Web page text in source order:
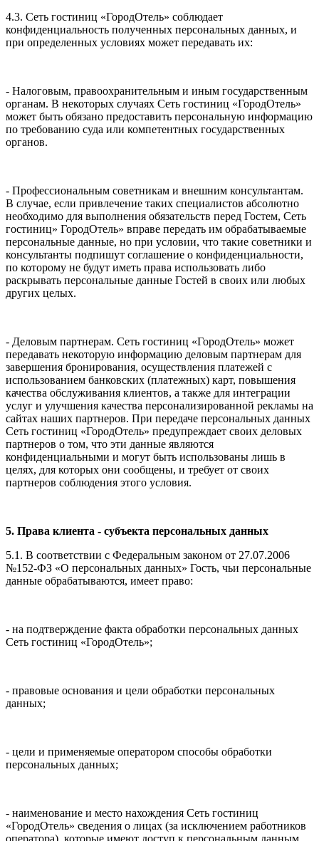
4.3. Сеть гостиниц «ГородОтель» соблюдает
конфиденциальность полученных персональных данных, и
при определенных условиях может передавать их:
- Налоговым, правоохранительным и иным государственным
органам. В некоторых случаях Сеть гостиниц «ГородОтель»
может быть обязано предоставить персональную информацию
по требованию суда или компетентных государственных
органов.
- Профессиональным советникам и внешним консультантам.
В случае, если привлечение таких специалистов абсолютно
необходимо для выполнения обязательств перед Гостем, Сеть
гостиниц» ГородОтель» вправе передать им обрабатываемые
персональные данные, но при условии, что такие советники и
консультанты подпишут соглашение о конфиденциальности,
по которому не будут иметь права использовать либо
раскрывать персональные данные Гостей в своих или любых
других целых.
- Деловым партнерам. Сеть гостиниц «ГородОтель» может
передавать некоторую информацию деловым партнерам для
завершения бронирования, осуществления платежей с
использованием банковских (платежных) карт, повышения
качества обслуживания клиентов, а также для интеграции
услуг и улучшения качества персонализированной рекламы на
сайтах наших партнеров. При передаче персональных данных
Сеть гостиниц «ГородОтель» предупреждает своих деловых
партнеров о том, что эти данные являются
конфиденциальными и могут быть использованы лишь в
целях, для которых они сообщены, и требует от своих
партнеров соблюдения этого условия.
5. Права клиента - субъекта персональных данных
5.1. В соответствии с Федеральным законом от 27.07.2006
№152-ФЗ «О персональных данных» Гость, чьи персональные
данные обрабатываются, имеет право:
- на подтверждение факта обработки персональных данных
Сеть гостиниц «ГородОтель»;
- правовые основания и цели обработки персональных
данных;
- цели и применяемые оператором способы обработки
персональных данных;
- наименование и место нахождения Сеть гостиниц
«ГородОтель» сведения о лицах (за исключением работников